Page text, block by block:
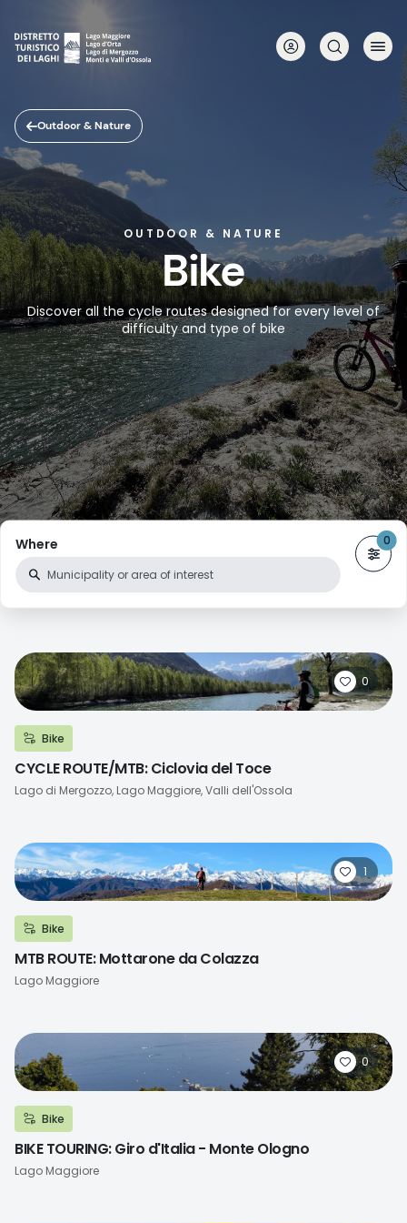
main
content
Outdoor & Nature
OUTDOOR & NATURE
Bike
Discover all the cycle routes designed for every level of
difficulty and type of bike
Where
0
Bike
CYCLE ROUTE/MTB: Ciclovia del Toce
Località
Lago di Mergozzo, Lago Maggiore, Valli dell'Ossola
1
Bike
MTB ROUTE: Mottarone da Colazza
Località
Lago Maggiore
0
Bike
BIKE TOURING: Giro d'Italia - Monte Ologno
Località
Lago Maggiore